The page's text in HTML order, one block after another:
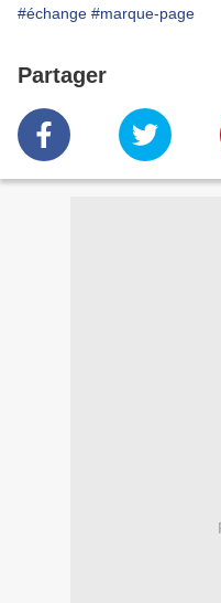
#échange #marque-page
Partager